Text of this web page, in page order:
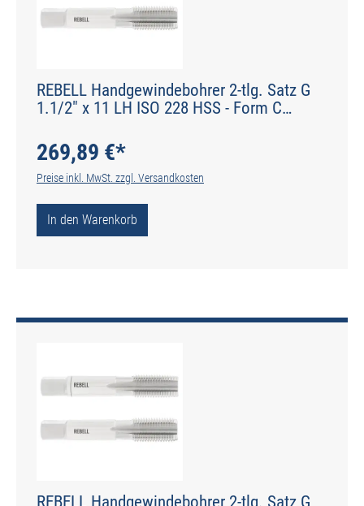
REBELL Handgewindebohrer 2-tlg. Satz G
1.1/2" x 11 LH ISO 228 HSS - Form C
269,89 €*
Preise inkl. MwSt. zzgl. Versandkosten
In den Warenkorb
REBELL Handgewindebohrer 2-tlg. Satz G